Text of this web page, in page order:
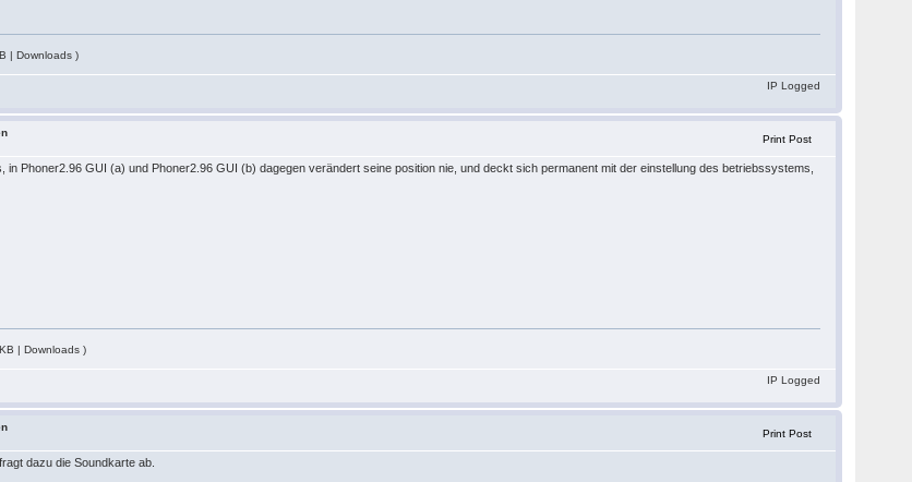
| Downloads )
IP Logged
Print Post
Phoner2.96 GUI (a) und Phoner2.96 GUI (b) dagegen verändert seine position nie, und deckt sich permanent mit der einstellung des betriebssystems,
| Downloads )
IP Logged
Print Post
dazu die Soundkarte ab.